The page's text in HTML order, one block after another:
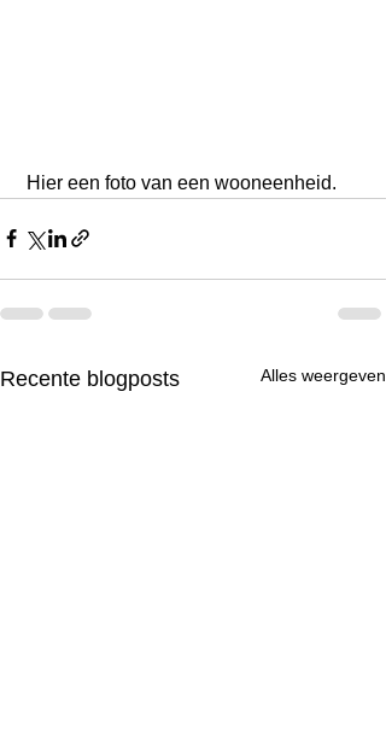
Hier een foto van een wooneenheid.
Recente blogposts Alles weergeven